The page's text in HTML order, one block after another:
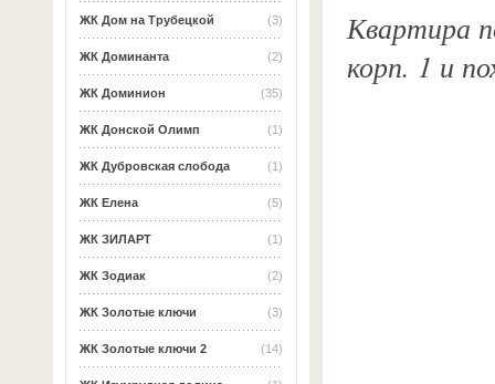
(3)
ЖК Дом на Трубецкой
(2)
ЖК Доминанта
(35)
ЖК Доминион
(1)
ЖК Донской Олимп
(1)
ЖК Дубровская слобода
(5)
ЖК Елена
(1)
ЖК ЗИЛАРТ
(2)
ЖК Зодиак
(3)
ЖК Золотые ключи
(14)
ЖК Золотые ключи 2
Квартира
корп. 1 и